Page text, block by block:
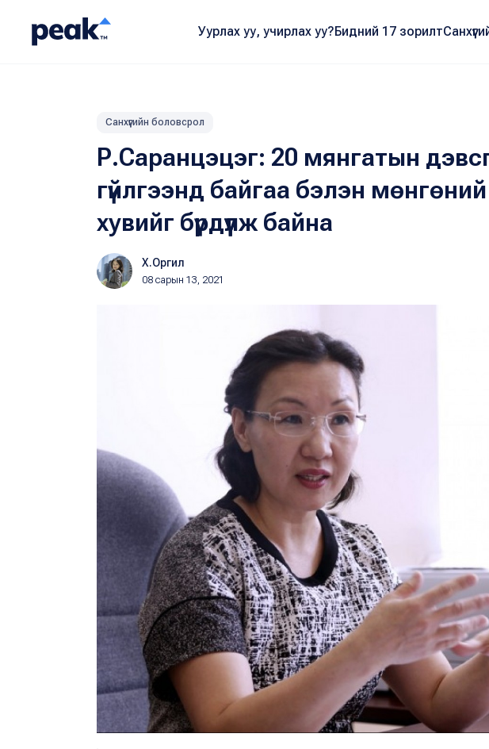
Уурлах уу, учирлах уу?Бидний 17 зорилт
Санхүүгийн боловсрол
Р.Саранцэцэг: 20 мянгатын
гүйлгээнд байгаа бэлэн
хувийг бүрдүүлж байна
Х.Оргил
08 сарын 13, 2021